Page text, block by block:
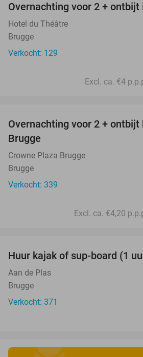
Overnachting voor 2 +
Hotel du Théâtre
Brugge
Verkocht: 129
Excl. ca. €4
Overnachting voor 2 + ontbijt
Brugge
Crowne Plaza Brugge
Brugge
Verkocht: 339
Excl. ca. €4,20
Huur kajak of sup-board (1
Aan de Plas
Brugge
Verkocht: 371